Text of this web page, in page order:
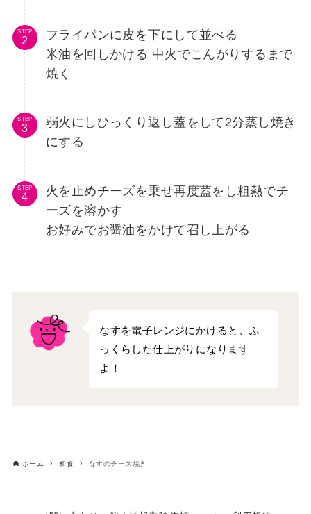
STEP
フライパンに皮を下にして並べる
米油を回しかける 中火でこんがりするまで
焼く
STEP
弱火にしひっくり返し蓋をして2分蒸し焼き
にする
STEP
火を止めチーズを乗せ再度蓋をし粗熱でチ
ーズを溶かす
お好みでお醤油をかけて召し上がる
なすを電子レンジにかけると、ふ
っくらした仕上がりになります
よ！
ホーム 和食 なすのチーズ焼き